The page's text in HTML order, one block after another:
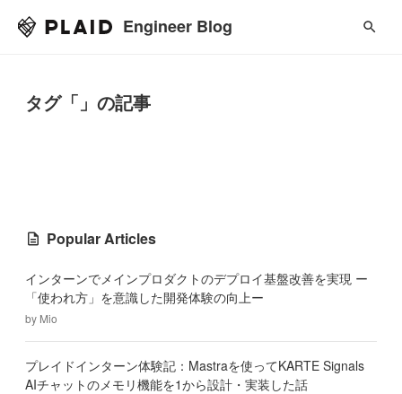
Engineer Blog
タグ「」の記事
Popular Articles
インターンでメインプロダクトのデプロイ基盤改善を実現 ー
「使われ方」を意識した開発体験の向上ー
by Mio
プレイドインターン体験記：Mastraを使ってKARTE Signals
AIチャットのメモリ機能を1から設計・実装した話